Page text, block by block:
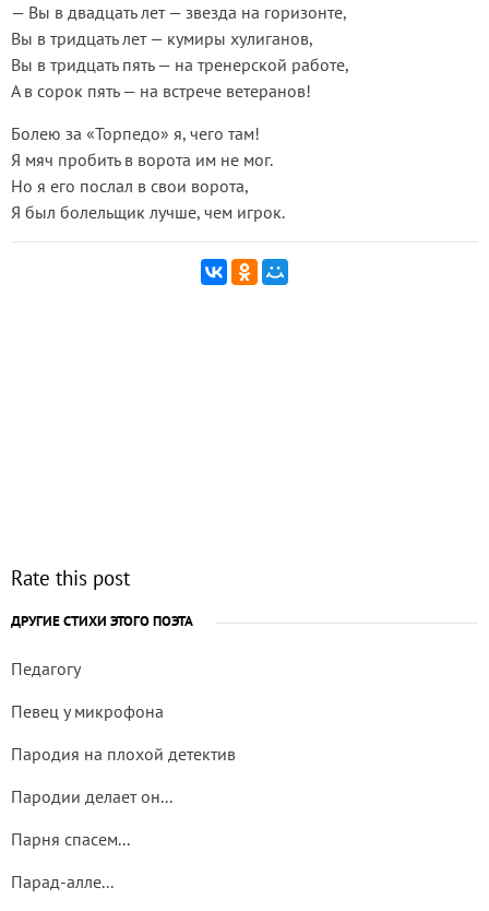
— Вы в двадцать лет — звезда на горизонте,
Вы в тридцать лет — кумиры хулиганов,
Вы в тридцать пять — на тренерской работе,
А в сорок пять — на встрече ветеранов!
Болею за «Торпедо» я, чего там!
Я мяч пробить в ворота им не мог.
Но я его послал в свои ворота,
Я был болельщик лучше, чем игрок.
Rate this post
ДРУГИЕ СТИХИ ЭТОГО ПОЭТА
Педагогу
Певец у микрофона
Пародия на плохой детектив
Пародии делает он...
Парня спасем...
Парад-алле...